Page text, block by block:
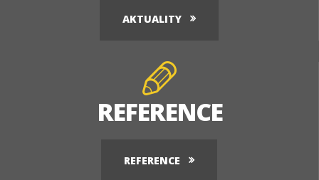
AKTUALITY
REFERENCE
REFERENCE